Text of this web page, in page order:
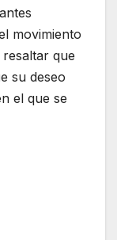
movimiento
que
su deseo
el que se